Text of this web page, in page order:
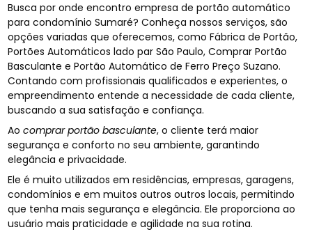
Busca por onde encontro empresa de portão automático
para condomínio Sumaré? Conheça nossos serviços, são
opções variadas que oferecemos, como Fábrica de Portão,
Portões Automáticos lado par São Paulo, Comprar Portão
Basculante e Portão Automático de Ferro Preço Suzano.
Contando com profissionais qualificados e experientes, o
empreendimento entende a necessidade de cada cliente,
buscando a sua satisfação e confiança.
Aocomprar portão basculante, o cliente terá maior
segurança e conforto no seu ambiente, garantindo
elegância e privacidade.
Ele é muito utilizados em residências, empresas, garagens,
condomínios e em muitos outros outros locais, permitindo
que tenha mais segurança e elegância. Ele proporciona ao
usuário mais praticidade e agilidade na sua rotina.